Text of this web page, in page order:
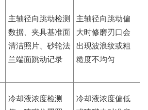
主轴径向跳动检测
数据、夹具基准面
清洁照片、砂轮法
兰端面跳动记录
主轴径向跳动偏
大时修磨刃口会
出现波浪纹或粗
糙度不均匀
冷却液浓度检测
冷却液浓度偏低